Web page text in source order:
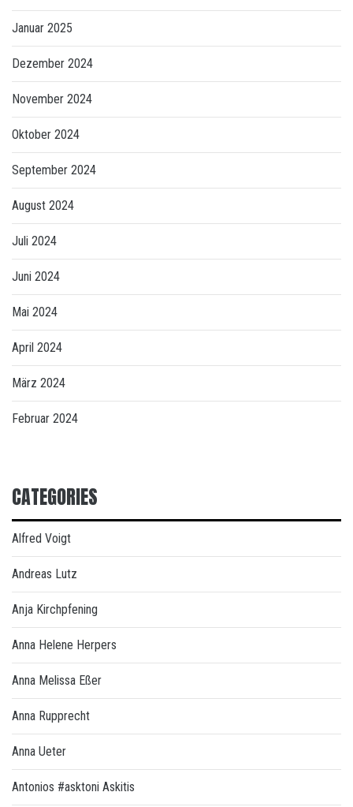
Januar 2025
Dezember 2024
November 2024
Oktober 2024
September 2024
August 2024
Juli 2024
Juni 2024
Mai 2024
April 2024
März 2024
Februar 2024
CATEGORIES
Alfred Voigt
Andreas Lutz
Anja Kirchpfening
Anna Helene Herpers
Anna Melissa Eßer
Anna Rupprecht
Anna Ueter
Antonios #asktoni Askitis